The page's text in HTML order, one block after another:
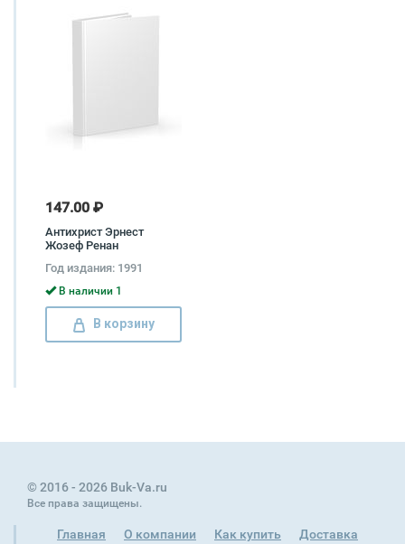
147.00 ₽
Антихрист Эрнест
Жозеф Ренан
Год издания: 1991
В наличии 1
В корзину
© 2016 - 2026 Buk-Va.ru
Все права защищены.
Главная О компании Как купить Доставка